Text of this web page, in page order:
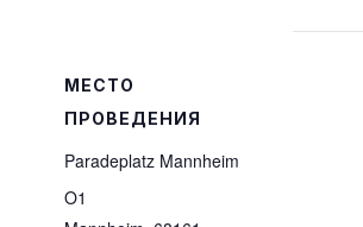
МЕСТО
ПРОВЕДЕНИЯ
Paradeplatz Mannheim
O1